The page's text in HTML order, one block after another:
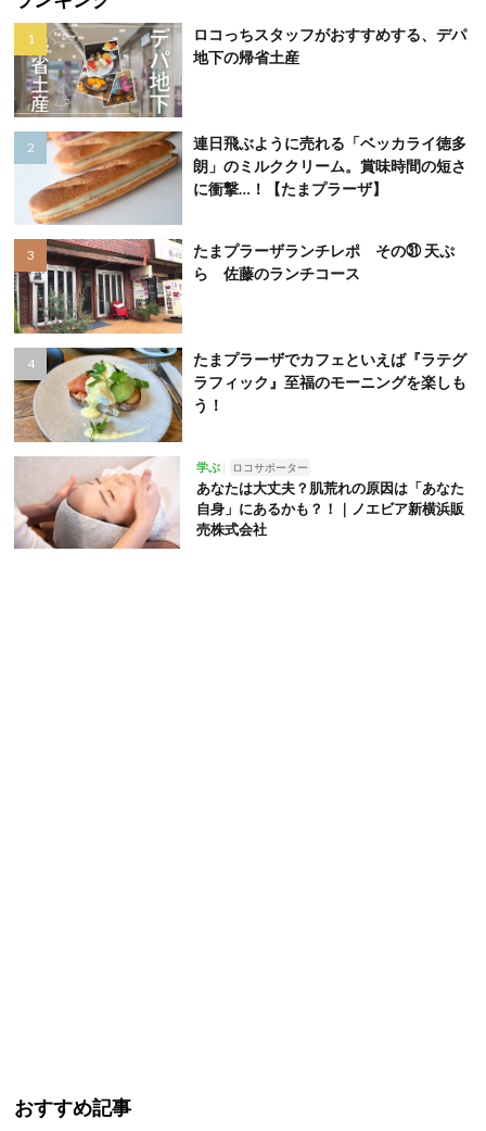
ロコっちスタッフがおすすめする、デパ
地下の帰省土産
連日飛ぶように売れる「ベッカライ徳多
朗」のミルククリーム。賞味時間の短さ
に衝撃…！【たまプラーザ】
たまプラーザランチレポ その㉛ 天ぷ
ら 佐藤のランチコース
たまプラーザでカフェといえば『ラテグ
ラフィック』至福のモーニングを楽しも
う！
学ぶ ロコサポーター
あなたは大丈夫？肌荒れの原因は「あなた
自身」にあるかも？！｜ノエビア新横浜販
売株式会社
おすすめ記事